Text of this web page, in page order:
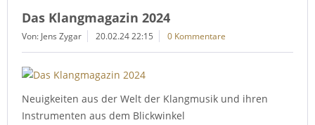
Das Klangmagazin 2024
Von: Jens Zygar 20.02.24 22:15 0 Kommentare
Neuigkeiten aus der Welt der Klangmusik und ihren
Instrumenten aus dem Blickwinkel